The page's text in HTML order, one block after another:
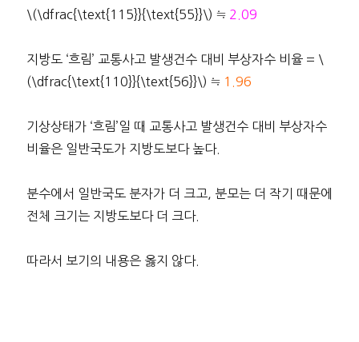
\(\dfrac{\text{115}}{\text{55}}\) ≒ 2.09
지방도 ‘흐림’ 교통사고 발생건수 대비 부상자수 비율 = \
(\dfrac{\text{110}}{\text{56}}\) ≒ 1.96
기상상태가 ‘흐림’일 때 교통사고 발생건수 대비 부상자수
비율은 일반국도가 지방도보다 높다.
분수에서 일반국도 분자가 더 크고, 분모는 더 작기 때문에
전체 크기는 지방도보다 더 크다.
따라서 보기의 내용은 옳지 않다.